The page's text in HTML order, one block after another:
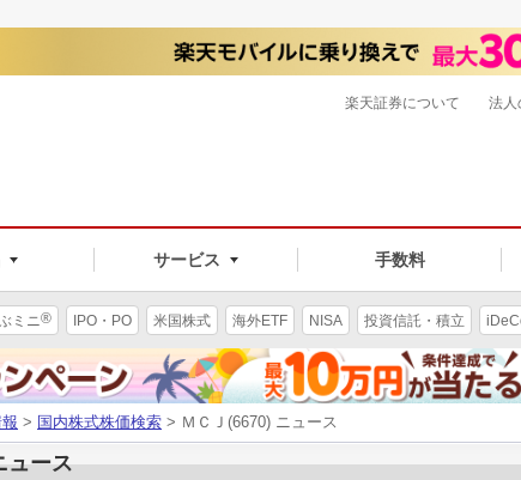
サービス 手数料
楽天証券について 法人
ミニ® IPO・PO 米国株式 海外ETF NISA 投資信託・積立
> 国内株式株価検索 > ＭＣＪ(6670) ニュース
ュース